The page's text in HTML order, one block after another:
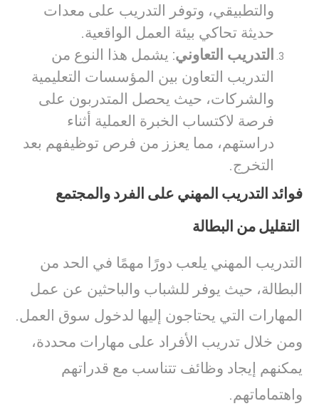
والتطبيقي، وتوفر التدريب على معدات
حديثة تحاكي بيئة العمل الواقعية.
التدريب التعاوني: يشمل هذا النوع من
التدريب التعاون بين المؤسسات التعليمية
والشركات، حيث يحصل المتدربون على
فرصة لاكتساب الخبرة العملية أثناء
دراستهم، مما يعزز من فرص توظيفهم بعد
التخرج.
فوائد التدريب المهني على الفرد والمجتمع
التقليل من البطالة
التدريب المهني يلعب دورًا مهمًا في الحد من
البطالة، حيث يوفر للشباب والباحثين عن عمل
المهارات التي يحتاجون إليها لدخول سوق العمل.
ومن خلال تدريب الأفراد على مهارات محددة،
يمكنهم إيجاد وظائف تتناسب مع قدراتهم
واهتماماتهم.